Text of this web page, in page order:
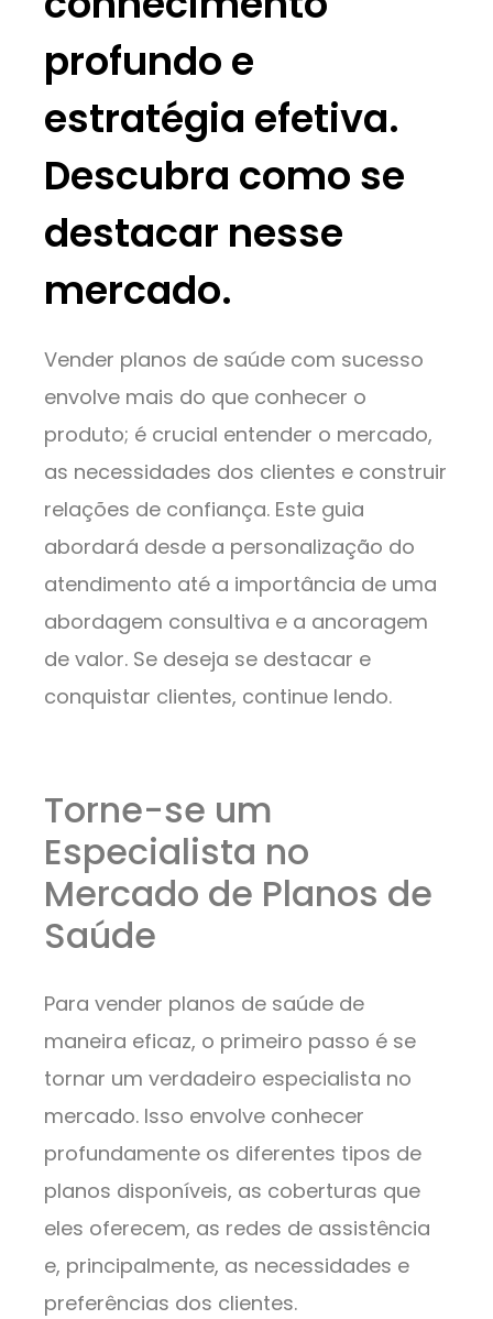
profundo e
estratégia efetiva.
Descubra como se
destacar nesse
mercado.
Vender planos de saúde com sucesso
envolve mais do que conhecer o
produto; é crucial entender o mercado,
as necessidades dos clientes e construir
relações de confiança. Este guia
abordará desde a personalização do
atendimento até a importância de uma
abordagem consultiva e a ancoragem
de valor. Se deseja se destacar e
conquistar clientes, continue lendo.
Torne-se um
Especialista no
Mercado de Planos de
Saúde
Para vender planos de saúde de
maneira eficaz, o primeiro passo é se
tornar um verdadeiro especialista no
mercado. Isso envolve conhecer
profundamente os diferentes tipos de
planos disponíveis, as coberturas que
eles oferecem, as redes de assistência
e, principalmente, as necessidades e
preferências dos clientes.